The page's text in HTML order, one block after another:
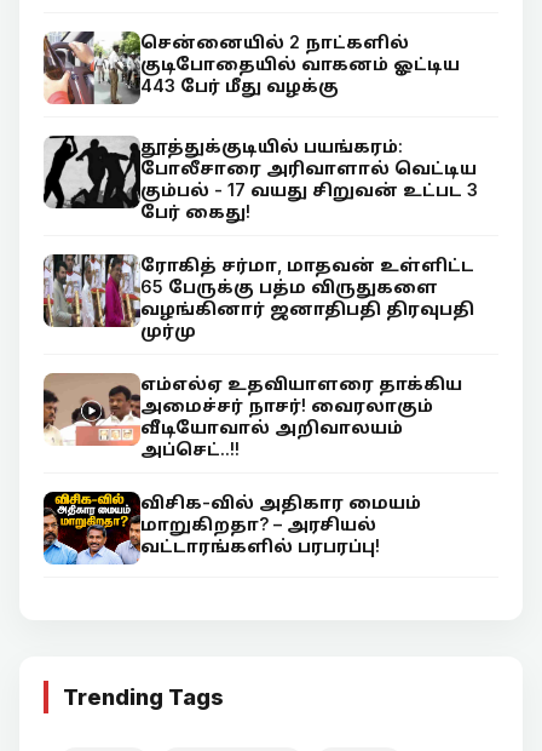
சென்னையில் 2 நாட்களில்
குடிபோதையில் வாகனம் ஓட்டிய
443 பேர் மீது வழக்கு
தூத்துக்குடியில் பயங்கரம்:
போலீசாரை அரிவாளால் வெட்டிய
கும்பல் - 17 வயது சிறுவன் உட்பட 3
பேர் கைது!
ரோகித் சர்மா, மாதவன் உள்ளிட்ட
65 பேருக்கு பத்ம விருதுகளை
வழங்கினார் ஜனாதிபதி திரவுபதி
முர்மு
எம்எல்ஏ உதவியாளரை தாக்கிய
அமைச்சர் நாசர்! வைரலாகும்
வீடியோவால் அறிவாலயம்
அப்செட்..!!
விசிக-வில் அதிகார மையம்
மாறுகிறதா? – அரசியல்
வட்டாரங்களில் பரபரப்பு!
Trending Tags